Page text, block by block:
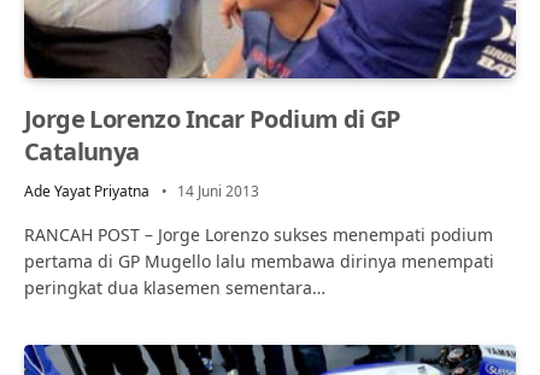
Jorge Lorenzo Incar Podium di GP
Catalunya
Ade Yayat Priyatna 14 Juni 2013
RANCAH POST – Jorge Lorenzo sukses menempati podium
pertama di GP Mugello lalu membawa dirinya menempati
peringkat dua klasemen sementara…